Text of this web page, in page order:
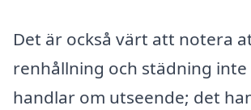
Det är också värt att notera
renhållning och städning inte
handlar om utseende; det